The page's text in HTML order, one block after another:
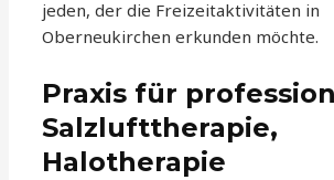
jeden, der die Freizeitaktivitäten in
Oberneukirchen erkunden möchte.
Praxis für
Salzlufttherapie,
Halotherapie